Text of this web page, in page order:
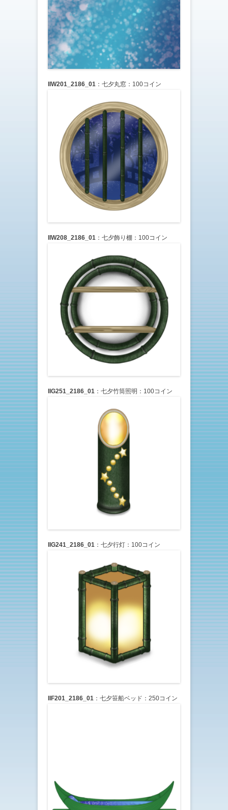
IIW201_2186_01 ：七夕丸窓：100コイン
IIW208_2186_01 ：七夕飾り棚：100コイン
IIG251_2186_01 ：七夕竹筒照明：100コイン
IIG241_2186_01 ：七夕行灯：100コイン
IIF201_2186_01 ：七夕笹船ベッド：250コイン